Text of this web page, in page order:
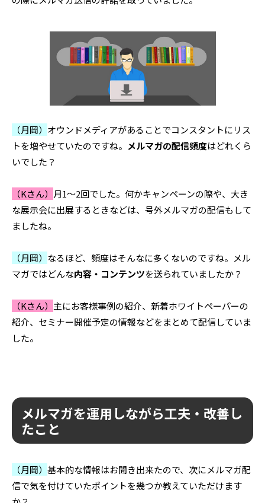
（月岡） オウンドメディアがあることでコンスタントにリス
トを増やせていたのですね。 メルマガの配信頻度はどれくら
いでした？
（Kさん） 月1〜2回でした。何かキャンペーンの際や、大き
な展示会に出展するときなどは、号外メルマガの配信もして
ましたね。
（月岡） なるほど、頻度はそんなに多くないのですね。メル
マガではどんな内容・コンテンツを送られていましたか？
（Kさん） 主にお客様事例の紹介、新着ホワイトペーパーの
紹介、セミナー開催予定の情報などをまとめて配信していま
した。
メルマガを運用しながら工夫・改善し
たこと
（月岡） 基本的な情報はお聞き出来たので、次にメルマガ配
信で気を付けていたポイントを幾つか教えていただけます